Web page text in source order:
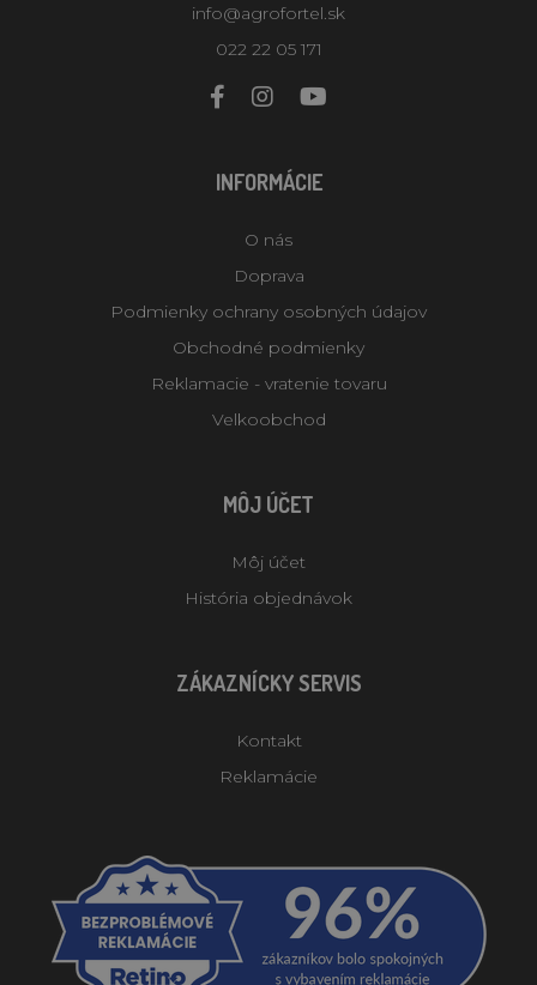
info@agrofortel.sk
022 22 05 171
INFORMÁCIE
O nás
Doprava
Podmienky ochrany osobných údajov
Obchodné podmienky
Reklamacie - vratenie tovaru
Velkoobchod
MÔJ ÚČET
Môj účet
História objednávok
ZÁKAZNÍCKY SERVIS
Kontakt
Reklamácie